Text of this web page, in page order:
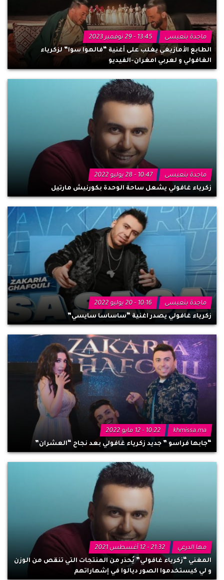
ماجدة بنعيسى
13:45 - 29 نوفمبر 2023
الطابع الأمازيغي يغلب على أغنية “فالهوا سوا” لزكرياء
الغافولي و لعربي امغران-الفيديو
ماجدة بنعيسى
10:47 - 28 يوليو 2022
زكرياء غافولي يشعل ساحة الوحدة بكورنيش مارتيل
ماجدة بنعيسى
10:16 - 20 يوليو 2022
زكرياء غافولي يصدر اغنية “ساساسا سايسي”
khmissa.ma
10:22 - 12 مايو 2022
“جابها فراسو ” جديد زكرياء غافولي بعد نجاح “العشران”
مها الدرعي
21:32 - 12 أغسطس 2021
المغني “زكرياء غافولي” يُحذر من المنتجات التي تنقص من الوزن
و لي كيستخدموا الصور ديالوا في إشهاراتهم